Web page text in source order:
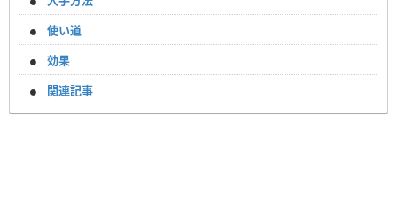
使い道
効果
関連記事